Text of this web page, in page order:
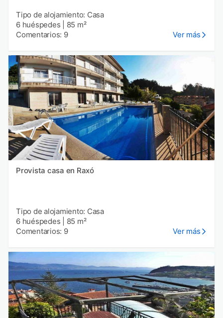
Tipo de alojamiento: Casa
6 huéspedes
85 m²
Comentarios: 9
Ver más
Provista casa en Raxó
Tipo de alojamiento: Casa
6 huéspedes
85 m²
Comentarios: 9
Ver más